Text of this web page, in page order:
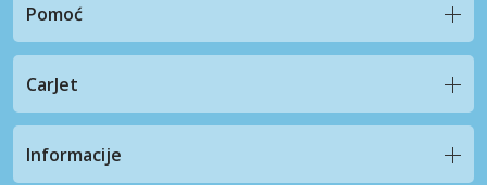
Pomoć
CarJet
Informacije